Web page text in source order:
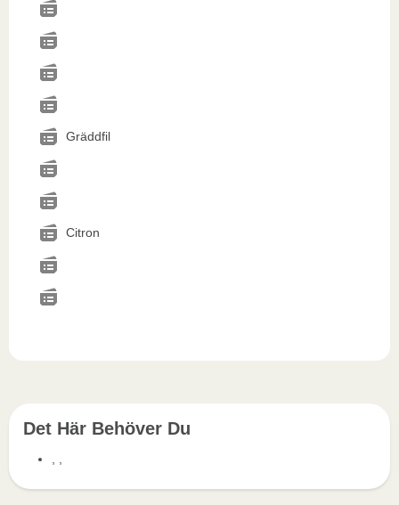
Gräddfil
Citron
Det Här Behöver Du